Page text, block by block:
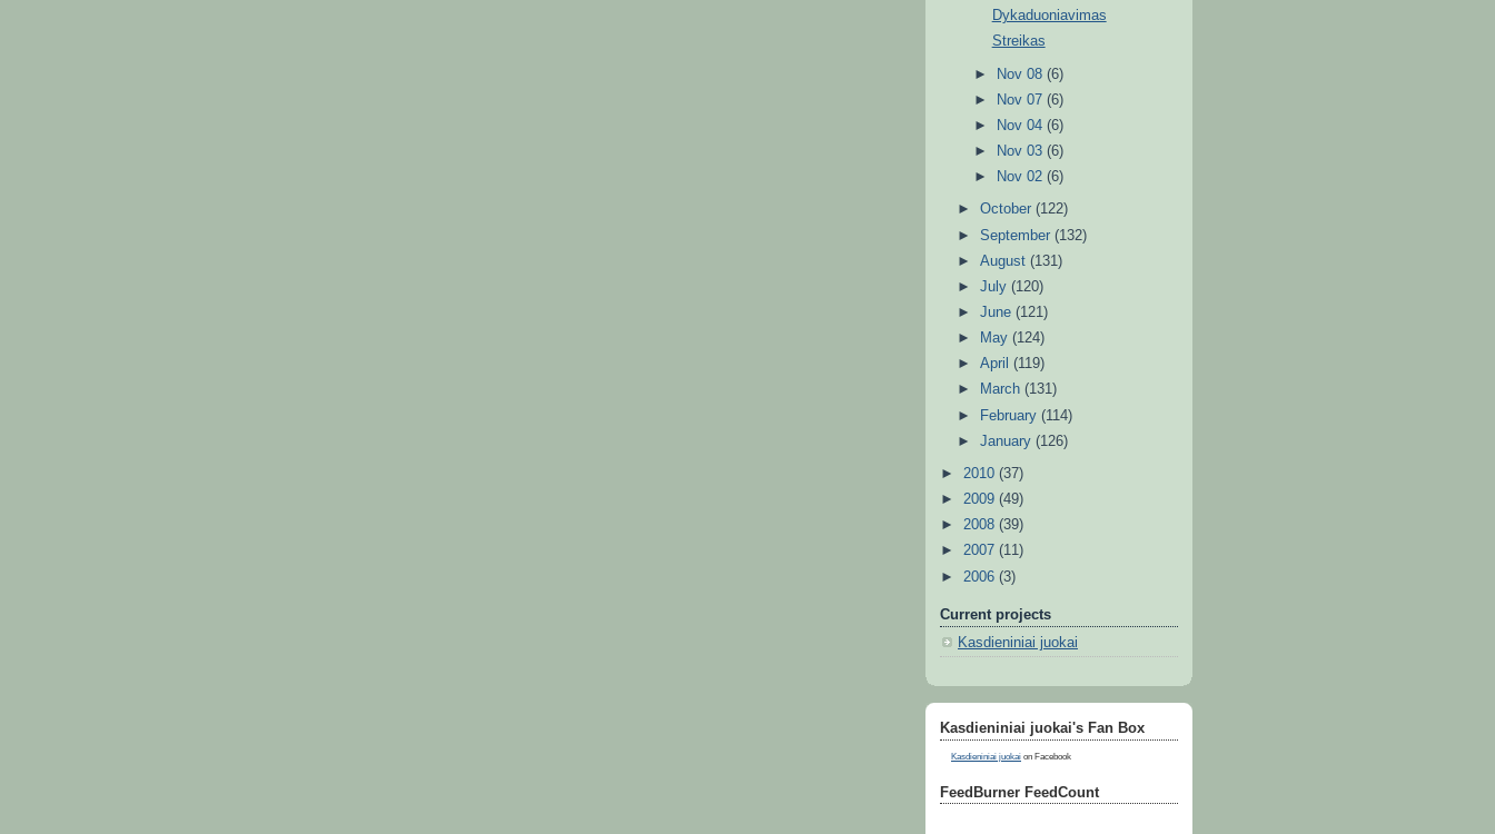
Dykaduoniavimas
Streikas
► Nov 08(6)
►
Nov 07(6)
►
Nov 04(6)
►
Nov 03(6)
►
Nov 02(6)
►October(122)
►September(132)
►August(131)
►July(120)
►June(121)
►
May(124)
►April(119)
►
March(131)
►
February(114)
►January(126)
► 2010 (37)
► 2009 (49)
► 2008 (39)
► 2007 (11)
► 2006 (3)
Current projects
Kasdieniniai juokai
Kasdieniniai juokai's Fan Box
Kasdieniniai juokai on Facebook
FeedBurner FeedCount